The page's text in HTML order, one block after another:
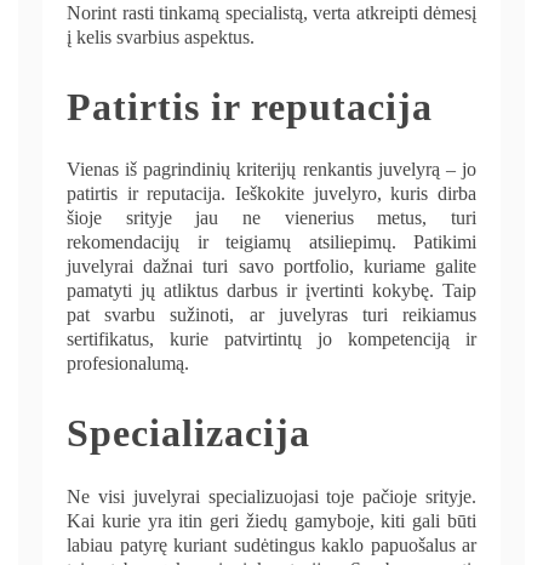
Norint rasti tinkamą specialistą, verta atkreipti dėmesį
į kelis svarbius aspektus.
Patirtis ir reputacija
Vienas iš pagrindinių kriterijų renkantis juvelyrą – jo
patirtis ir reputacija. Ieškokite juvelyro, kuris dirba
šioje srityje jau ne vienerius metus, turi
rekomendacijų ir teigiamų atsiliepimų. Patikimi
juvelyrai dažnai turi savo portfolio, kuriame galite
pamatyti jų atliktus darbus ir įvertinti kokybę. Taip
pat svarbu sužinoti, ar juvelyras turi reikiamus
sertifikatus, kurie patvirtintų jo kompetenciją ir
profesionalumą.
Specializacija
Ne visi juvelyrai specializuojasi toje pačioje srityje.
Kai kurie yra itin geri žiedų gamyboje, kiti gali būti
labiau patyrę kuriant sudėtingus kaklo papuošalus ar